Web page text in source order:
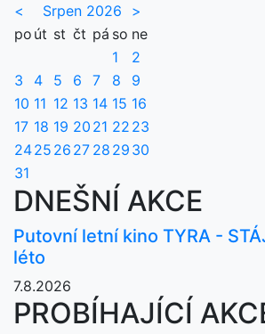
< Srpen 2026
>
po út st čt pá so ne
1
2
3
4 5 6 7 8
9
10 11 12 13 14 15 16
17 18 19 20 21 22 23
2425 26 27 28 29 30
31
DNEŠNÍ AKCE
Putovní letní kino TYRA -
léto
7.8.2026
PROBÍHAJÍCÍ